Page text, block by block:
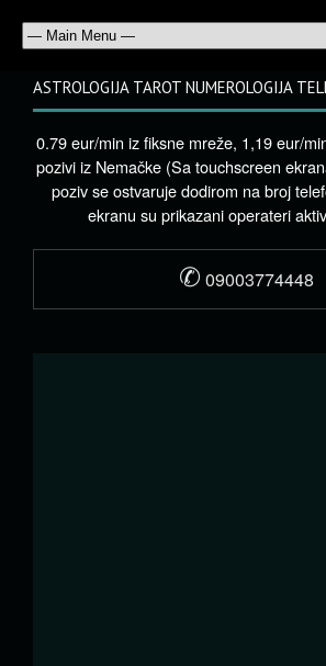
ASTROLOGIJA TAROT NUMEROLOGIJA
0.79 eur/min iz fiksne mreže, 1,19 eur/
pozivi iz Nemačke (Sa touchscreen
poziv se ostvaruje dodirom na broj
ekranu su prikazani operateri
✆ 09003774448